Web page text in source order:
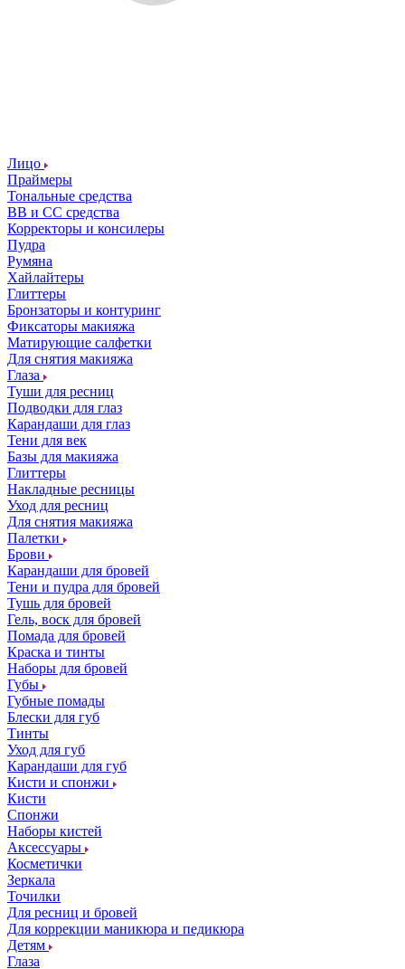
Лицо
Праймеры
Тональные средства
ВВ и СС средства
Корректоры и консилеры
Пудра
Румяна
Хайлайтеры
Глиттеры
Бронзаторы и контуринг
Фиксаторы макияжа
Матирующие салфетки
Для снятия макияжа
Глаза
Туши для ресниц
Подводки для глаз
Карандаши для глаз
Тени для век
Базы для макияжа
Глиттеры
Накладные ресницы
Уход для ресниц
Для снятия макияжа
Палетки
Брови
Карандаши для бровей
Тени и пудра для бровей
Тушь для бровей
Гель, воск для бровей
Помада для бровей
Краска и тинты
Наборы для бровей
Губы
Губные помады
Блески для губ
Тинты
Уход для губ
Карандаши для губ
Кисти и спонжи
Кисти
Спонжи
Наборы кистей
Аксессуары
Косметички
Зеркала
Точилки
Для ресниц и бровей
Для коррекции маникюра и педикюра
Детям
Глаза